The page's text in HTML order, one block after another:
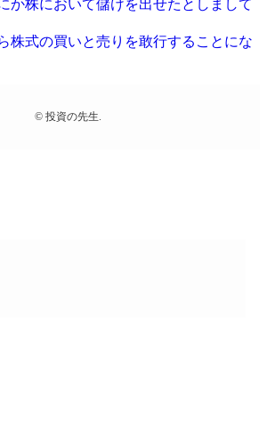
か株において儲けを出せたとしまして
株式の買いと売りを敢行することにな
©投資の先生.